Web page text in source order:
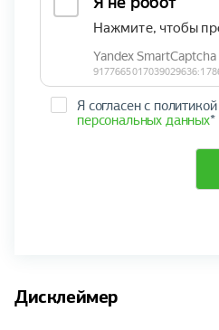
Я согласен с
персональных данных*
Дисклеймер